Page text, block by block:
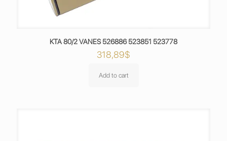
KTA 80/2 VANES 526886 523851 523778
318,89$
Add to cart